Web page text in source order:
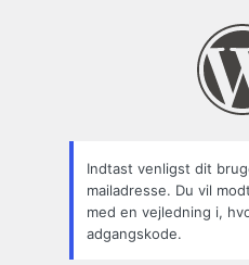
Indtast venligst dit
mailadresse. Du vil
med en vejledning i,
adgangskode.